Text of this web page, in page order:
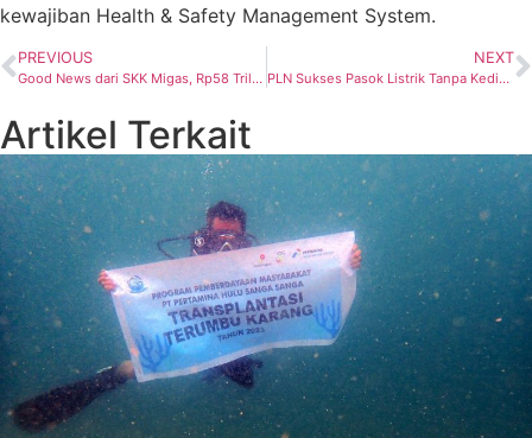
kewajiban Health & Safety Management System.
PREVIOUS
Good News dari SKK Migas, Rp58 Triliun Investasi di 133 Proyek Non PSN Hulu Migas Pada 2029
NEXT
PLN Sukses Pasok Listrik Tanpa Kedip dalam Gelaran MXGP 2024 Seri 1 Lombok
Artikel Terkait